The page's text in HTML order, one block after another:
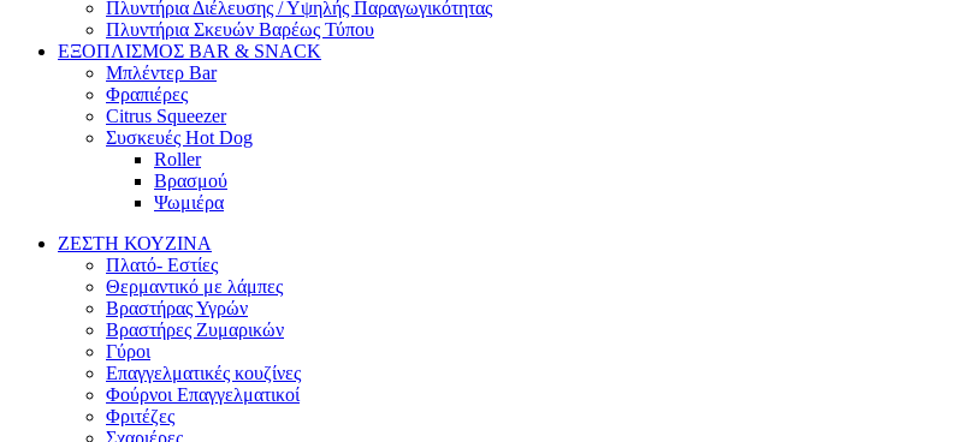
Πλυντήρια Διέλευσης / Υψηλής Παραγωγικότητας
Πλυντήρια Σκευών Βαρέως Τύπου
ΕΞΟΠΛΙΣΜΟΣ BAR & SNACK
Μπλέντερ Bar
Φραπιέρες
Citrus Squeezer
Συσκευές Hot Dog
Roller
Βρασμού
Ψωμιέρα
ΖΕΣΤΗ ΚΟΥΖΙΝΑ
Πλατό- Εστίες
Θερμαντικό με λάμπες
Βραστήρας Υγρών
Βραστήρες Ζυμαρικών
Γύροι
Επαγγελματικές κουζίνες
Φούρνοι Επαγγελματικοί
Φριτέζες
Σχαριέρες